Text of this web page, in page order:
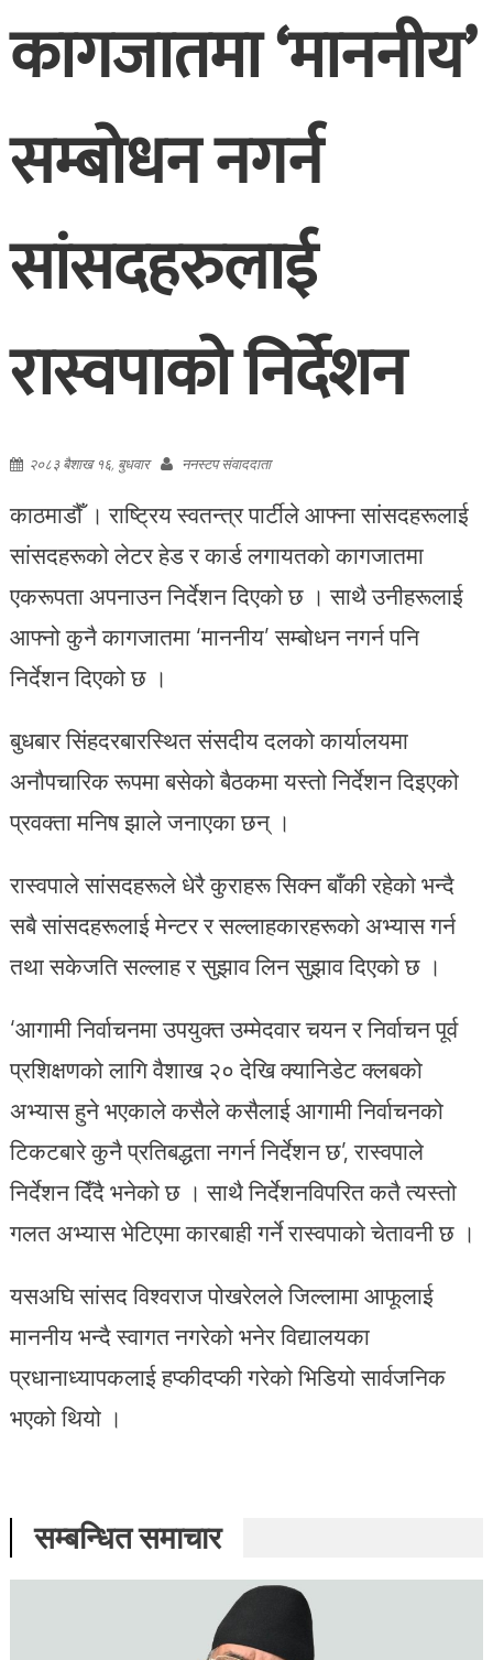
कागजातमा ‘माननीय’
सम्बोधन नगर्न
सांसदहरुलाई
रास्वपाको निर्देशन
२०८३ बैशाख १६, बुधवार ननस्टप संवाददाता
काठमाडौँ । राष्ट्रिय स्वतन्त्र पार्टीले आफ्ना सांसदहरूलाई
सांसदहरूको लेटर हेड र कार्ड लगायतको कागजातमा
एकरूपता अपनाउन निर्देशन दिएको छ । साथै उनीहरूलाई
आफ्नो कुनै कागजातमा ‘माननीय’ सम्बोधन नगर्न पनि
निर्देशन दिएको छ ।
बुधबार सिंहदरबारस्थित संसदीय दलको कार्यालयमा
अनौपचारिक रूपमा बसेको बैठकमा यस्तो निर्देशन दिइएको
प्रवक्ता मनिष झाले जनाएका छन् ।
रास्वपाले सांसदहरूले धेरै कुराहरू सिक्न बाँकी रहेको भन्दै
सबै सांसदहरूलाई मेन्टर र सल्लाहकारहरूको अभ्यास गर्न
तथा सकेजति सल्लाह र सुझाव लिन सुझाव दिएको छ ।
‘आगामी निर्वाचनमा उपयुक्त उम्मेदवार चयन र निर्वाचन पूर्व
प्रशिक्षणको लागि वैशाख २० देखि क्यानिडेट क्लबको
अभ्यास हुने भएकाले कसैले कसैलाई आगामी निर्वाचनको
टिकटबारे कुनै प्रतिबद्धता नगर्न निर्देशन छ’, रास्वपाले
निर्देशन दिँदै भनेको छ । साथै निर्देशनविपरित कतै त्यस्तो
गलत अभ्यास भेटिएमा कारबाही गर्ने रास्वपाको चेतावनी छ ।
यसअघि सांसद विश्वराज पोखरेलले जिल्लामा आफूलाई
माननीय भन्दै स्वागत नगरेको भनेर विद्यालयका
प्रधानाध्यापकलाई हप्कीदप्की गरेको भिडियो सार्वजनिक
भएको थियो ।
सम्बन्धित समाचार